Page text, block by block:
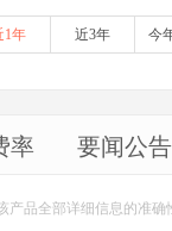
1年 近3年 今
率 要闻公告
产品全部详细信息的准